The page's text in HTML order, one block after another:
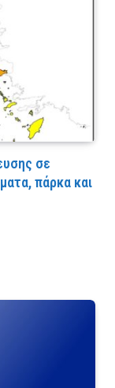
σε
πάρκα και